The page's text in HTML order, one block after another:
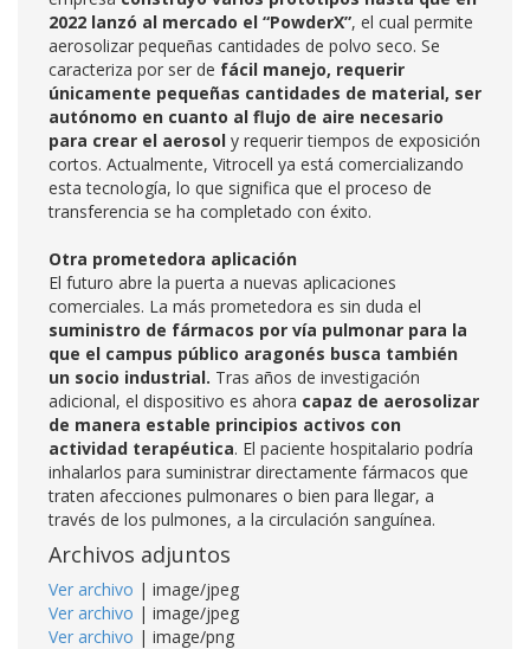
2022 lanzó al mercado el “PowderX”, el cual permite
aerosolizar pequeñas cantidades de polvo seco. Se
caracteriza por ser de fácil manejo, requerir
únicamente pequeñas cantidades de material, ser
autónomo en cuanto al flujo de aire necesario
para crear el aerosol y requerir tiempos de exposición
cortos. Actualmente, Vitrocell ya está comercializando
esta tecnología, lo que significa que el proceso de
transferencia se ha completado con éxito.
Otra prometedora aplicación
El futuro abre la puerta a nuevas aplicaciones
comerciales. La más prometedora es sin duda el
suministro de fármacos por vía pulmonar para la
que el campus público aragonés busca también
un socio industrial. Tras años de investigación
adicional, el dispositivo es ahora capaz de aerosolizar
de manera estable principios activos con
actividad terapéutica. El paciente hospitalario podría
inhalarlos para suministrar directamente fármacos que
traten afecciones pulmonares o bien para llegar, a
través de los pulmones, a la circulación sanguínea.
Archivos adjuntos
Ver archivo | image/jpeg
Ver archivo | image/jpeg
Ver archivo | image/png